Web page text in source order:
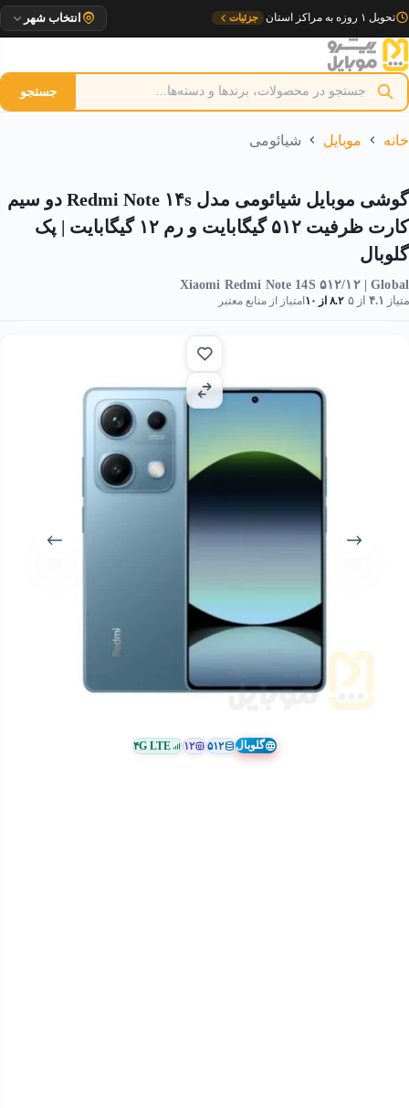
پرش
به
محتوا
انتخاب شهر تحویل ۱ روزه به مراکز استان جزئیات
جستجو
خانه موبایل شیائومی
گوشی موبایل شیائومی مدل Redmi Note ۱۴s دو سیم
کارت ظرفیت ۵۱۲ گیگابایت و رم ۱۲ گیگابایت | پک
گلوبال
Xiaomi Redmi Note 14S ۵۱۲/۱۲ | Global
۴.۱از ۵ ۸.۲ از ۱۰ امتیاز از منابع معتبر
گلوبال ۵۱۲ ۱۲ ۴G LTE